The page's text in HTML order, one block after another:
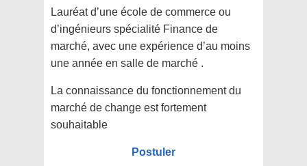
Lauréat d’une école de commerce ou
d’ingénieurs spécialité Finance de
marché, avec une expérience d’au moins
une année en salle de marché .
La connaissance du fonctionnement du
marché de change est fortement
souhaitable
Postuler